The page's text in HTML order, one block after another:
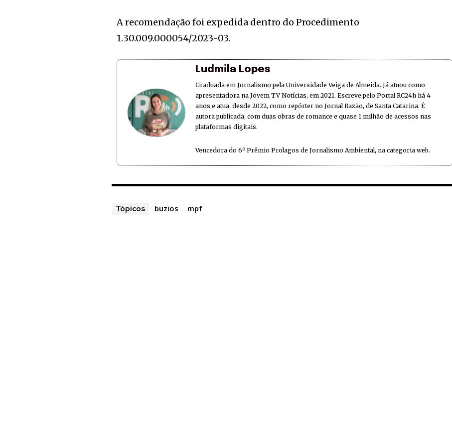
A recomendação foi expedida dentro do Procedimento
1.30.009.000054/2023-03.
Ludmila Lopes
Graduada em Jornalismo pela Universidade Veiga de Almeida. Já atuou como
apresentadora na Jovem TV Notícias, em 2021. Escreve pelo Portal RC24h há 4
anos e atua, desde 2022, como repórter no Jornal Razão, de Santa Catarina. É
autora publicada, com duas obras de romance e quase 1 milhão de acessos nas
plataformas digitais.
Vencedora do 6º Prêmio Prolagos de Jornalismo Ambiental, na categoria web.
Tópicos buzios mpf